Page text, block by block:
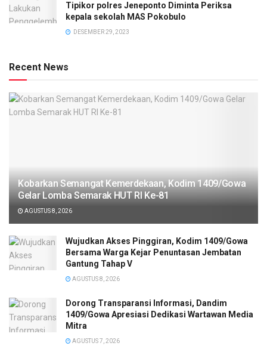
Tipikor polres Jeneponto Diminta Periksa
kepala sekolah MAS Pokobulo
DESEMBER 29, 2023
Recent News
Kobarkan Semangat Kemerdekaan, Kodim 1409/Gowa
Gelar Lomba Semarak HUT RI Ke-81
AGUSTUS 8, 2026
Wujudkan Akses Pinggiran, Kodim 1409/Gowa
Bersama Warga Kejar Penuntasan Jembatan
Gantung Tahap V
AGUSTUS 8, 2026
Dorong Transparansi Informasi, Dandim
1409/Gowa Apresiasi Dedikasi Wartawan Media
Mitra
AGUSTUS 7, 2026